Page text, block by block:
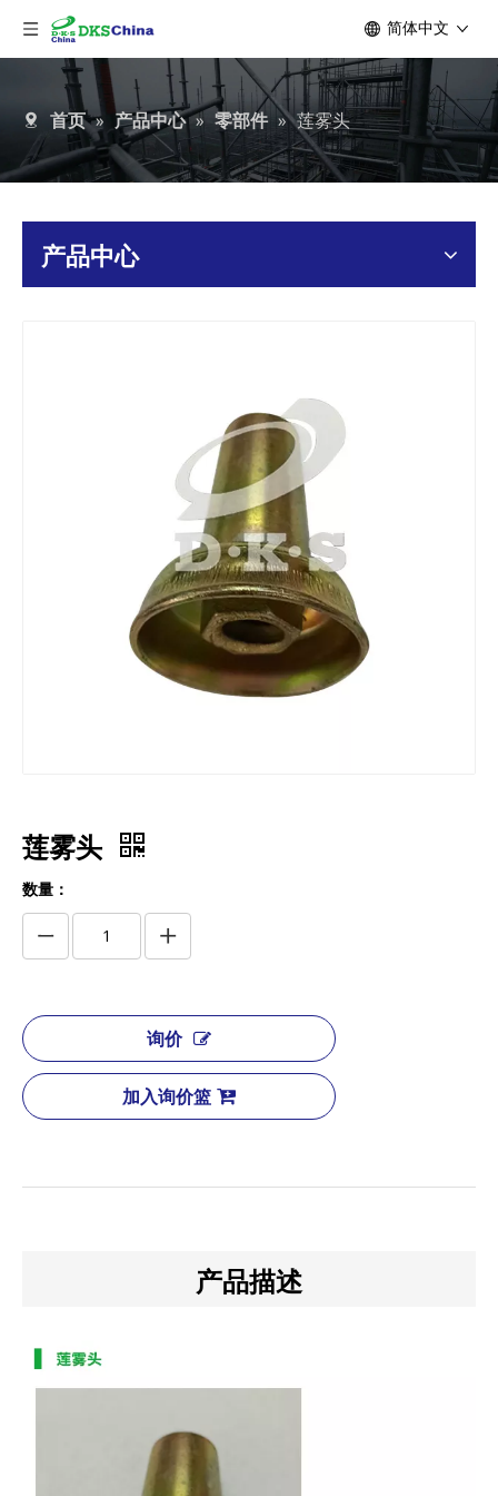
简体中文
首页 » 产品中心 » 零部件 » 莲雾头
产品中心
莲雾头
数量：
询价
加入询价篮
产品描述